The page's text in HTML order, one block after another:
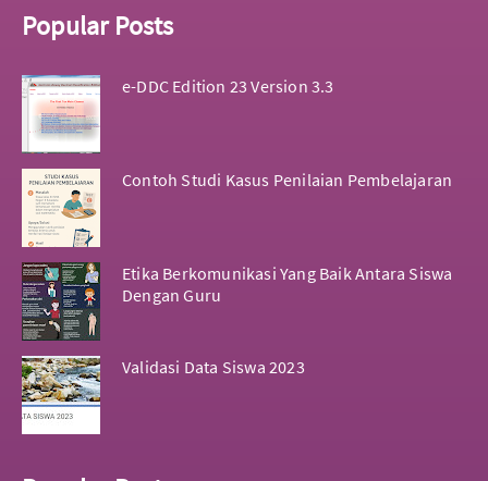
Popular Posts
e-DDC Edition 23 Version 3.3
Contoh Studi Kasus Penilaian Pembelajaran
Etika Berkomunikasi Yang Baik Antara Siswa
Dengan Guru
Validasi Data Siswa 2023